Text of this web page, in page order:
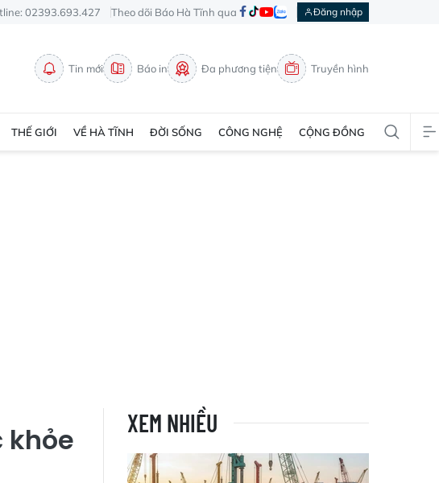
02393.693.427 Theo dõi Báo Hà Tĩnh qua Đăng nhập
Tin mới Báo in Đa phương tiện Truyền hình
THẾ GIỚI VỀ HÀ TĨNH ĐỜI SỐNG CÔNG NGHỆ CỘNG ĐỒNG
khỏe XEM NHIỀU